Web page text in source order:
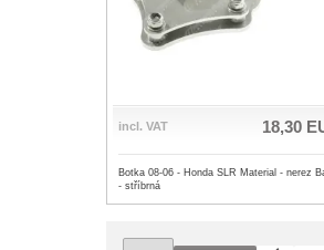
incl. VAT 18,30
Botka 08-06 - Honda SLR Material - nerez
- stříbrná